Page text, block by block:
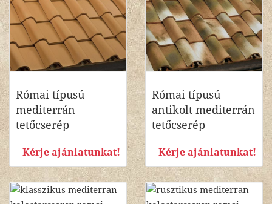
Római típusú
mediterrán
tetőcserép
Kérje ajánlatunkat!
Római típusú
antikolt mediterrán
tetőcserép
Kérje ajánlatunkat!